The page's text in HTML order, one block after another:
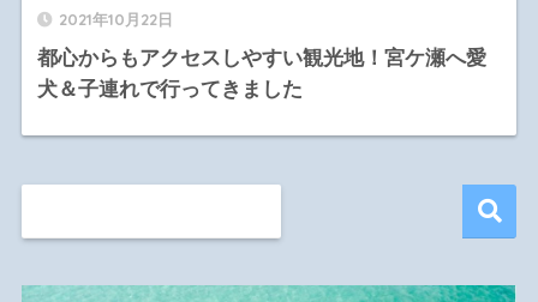
2021年10月22日
都心からもアクセスしやすい観光地！宮ケ瀬へ愛
犬＆子連れで行ってきました